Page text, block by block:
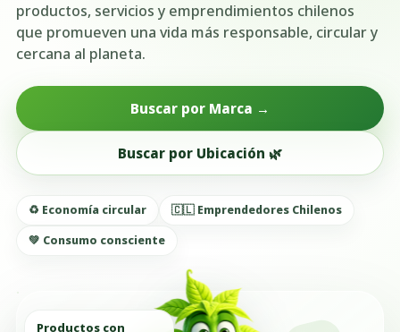
productos, servicios y emprendimientos chilenos
que promueven una vida más responsable, circular y
cercana al planeta.
Buscar por Marca →
Buscar por Ubicación 🌿
♻️ Economía circular
🇨🇱 Emprendedores Chilenos
💚 Consumo consciente
Productos con